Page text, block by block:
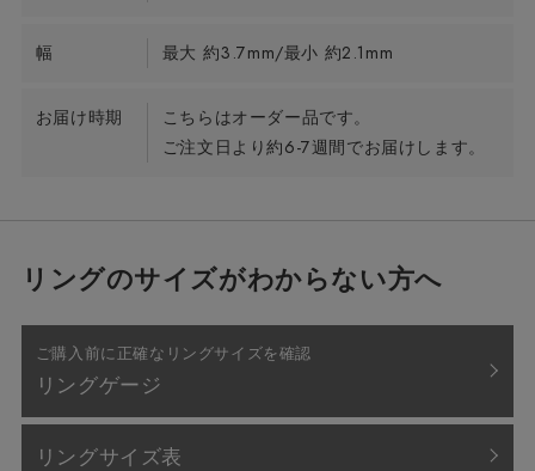
幅 最大 約3.7mm/最小 約2.1mm
お届け時期
こちらはオーダー品です。
ご注文日より約6-7週間でお届けします。
リングのサイズがわからない方へ
ご購入前に正確なリングサイズを確認
リングゲージ
リングサイズ表